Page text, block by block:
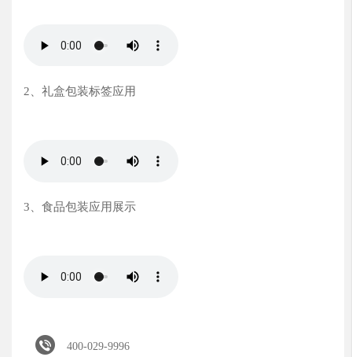
2、礼盒包装标签应用
3、食品包装应用展示
 400-029-9996